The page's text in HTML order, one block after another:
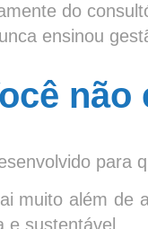
do
ensinou
não
para
muito além de
e sustentável.